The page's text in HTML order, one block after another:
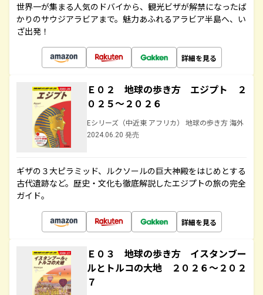
世界一が集まる人気のドバイから、観光ビザが解禁になったば
かりのサウジアラビアまで。魅力あふれるアラビア半島へ、い
ざ出発！
詳細を見る
Ｅ０２ 地球の歩き方 エジプト ２
０２５～２０２６
Eシリーズ（中近東 アフリカ） 地球の歩き方 海外
2024.06.20 発売
ギザの３大ピラミッド、ルクソールの巨大神殿をはじめとする
古代遺跡など。歴史・文化も徹底解説したエジプトの旅の完全
ガイド。
詳細を見る
Ｅ０３ 地球の歩き方 イスタンブー
ルとトルコの大地 ２０２６～２０２
７